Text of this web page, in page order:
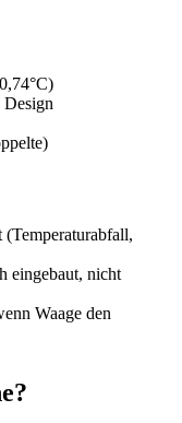
eingebaut, nicht
Waage den